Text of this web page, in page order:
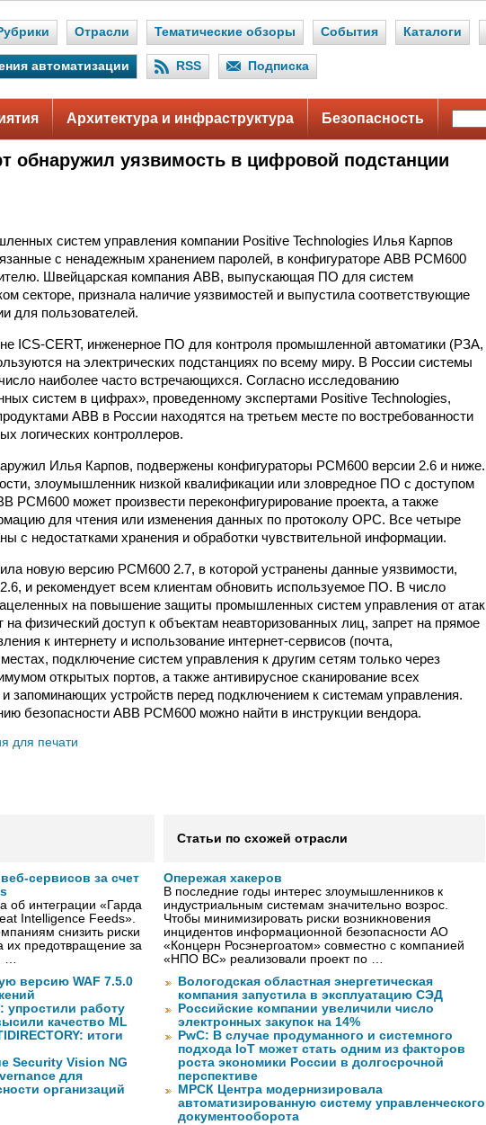
Отрасли Тематические обзоры События Каталоги
автоматизации RSS Подписка
Архитектура и инфраструктура Безопасность
обнаружил уязвимость в цифровой подстанции
систем управления компании Positive Technologies Илья Карпов
с ненадежным хранением паролей, в конфигураторе ABB PCM600
Швейцарская компания ABB, выпускающая ПО для систем
секторе, признала наличие уязвимостей и выпустила соответствующие
для пользователей.
ICS-CERT, инженерное ПО для контроля промышленной автоматики (РЗА,
на электрических подстанциях по всему миру. В России системы
наиболее часто встречающихся. Согласно исследованию
систем в цифрах», проведенному экспертами Positive Technologies,
ABB в России находятся на третьем месте по востребованности
логических контроллеров.
Илья Карпов, подвержены конфигураторы PCM600 версии 2.6 и ниже.
злоумышленник низкой квалификации или зловредное ПО с доступом
PCM600 может произвести переконфигурирование проекта, а также
для чтения или изменения данных по протоколу OPC. Все четыре
с недостатками хранения и обработки чувствительной информации.
новую версию PCM600 2.7, в которой устранены данные уязвимости,
и рекомендует всем клиентам обновить используемое ПО. В число
на повышение защиты промышленных систем управления от атак
на физический доступ к объектам неавторизованных лиц, запрет на прямое
к интернету и использование интернет-сервисов (почта,
подключение систем управления к другим сетям только через
открытых портов, а также антивирусное сканирование всех
запоминающих устройств перед подключением к системам управления.
безопасности ABB PCM600 можно найти в инструкции вендора.
для печати
сервисов за счет
об интеграции «Гарда
Intelligence Feeds».
снизить риски
их предотвращение за
…
версию WAF 7.5.0
упростили работу
качество ML
итоги
Security Vision NG
для
организаций
Статьи по схожей отрасли
Опережая хакеров
В последние годы интерес злоумышленников к
индустриальным системам значительно возрос.
Чтобы минимизировать риски возникновения
инцидентов информационной безопасности АО
«Концерн Росэнергоатом» совместно с компанией
«НПО ВС» реализовали проект по …
Вологодская областная энергетическая
компания запустила в эксплуатацию СЭД
Российские компании увеличили число
электронных закупок на 14%
PwC: В случае продуманного и системного
подхода IoT может стать одним из факторов
роста экономики России в долгосрочной
перспективе
МРСК Центра модернизировала
автоматизированную систему управленческого
документооборота